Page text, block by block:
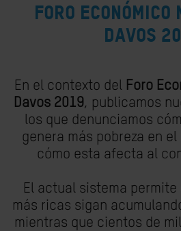
Foro Económico
Davos
En el contexto del Foro
Davos 2019, publicamos
los que denunciamos
genera más pobreza en
cómo esta afecta al
El actual sistema
más ricas sigan
mientras que cientos de